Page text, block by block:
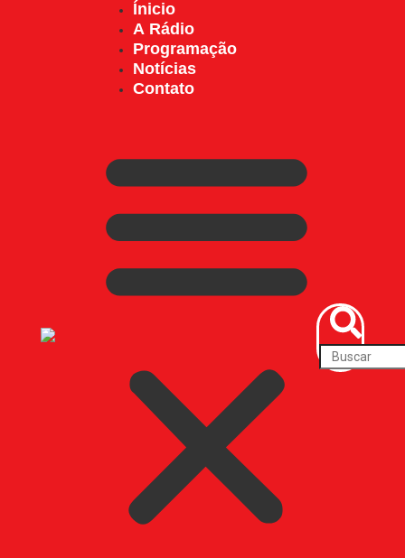
Ínicio
A Rádio
Programação
Notícias
Contato